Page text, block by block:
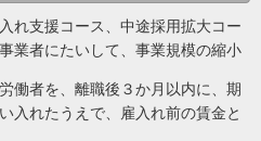
れ支援コース、中途採用拡大コー
業者にたいして、事業規模の縮小
働者を、離職後３か月以内に、期
入れたうえで、雇入れ前の賃金と